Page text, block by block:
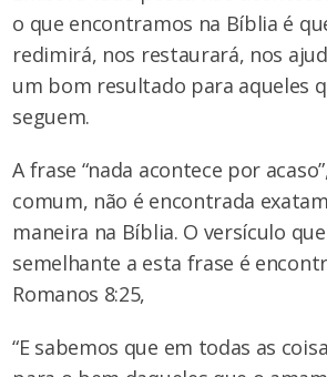
o que encontramos na Bíblia é
redimirá, nos restaurará, nos
um bom resultado para aqueles
seguem.
A frase “nada acontece por
comum, não é encontrada
maneira na Bíblia. O versículo
semelhante a esta frase é
Romanos 8:25,
“E sabemos que em todas as